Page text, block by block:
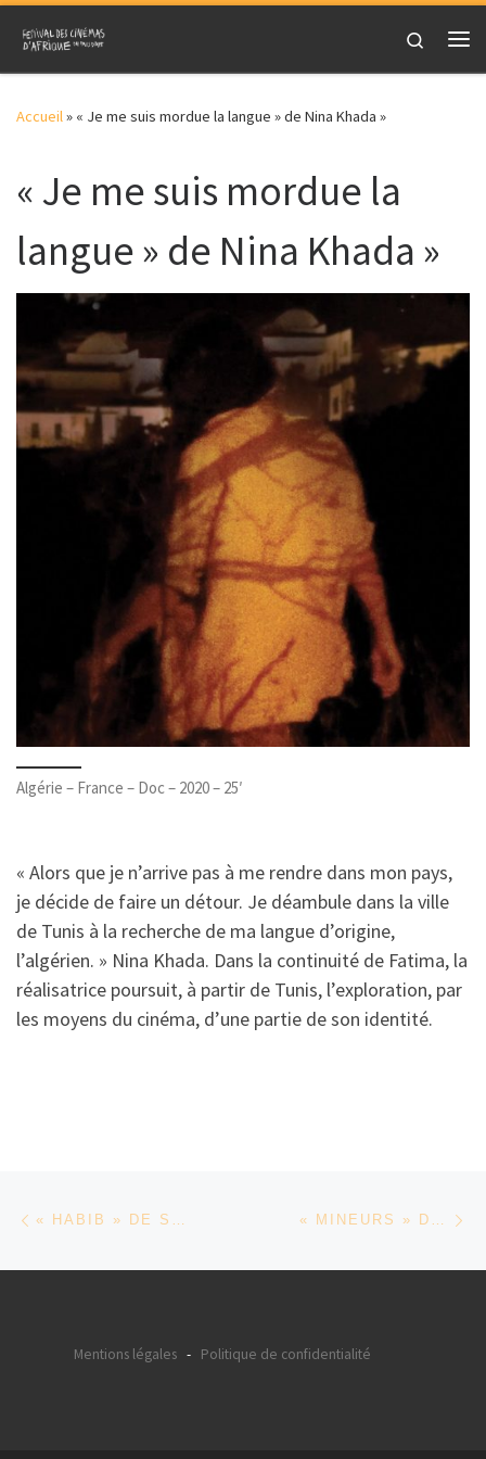
Skip to content
Search
Accueil» « Je me suis mordue la langue » de Nina Khada »
« Je me suis mordue la
langue » de Nina Khada »
Algérie – France – Doc – 2020 – 25′
« Alors que je n’arrive pas à me rendre dans mon pays,
je décide de faire un détour. Je déambule dans la ville
de Tunis à la recherche de ma langue d’origine,
l’algérien. » Nina Khada. Dans la continuité de Fatima, la
réalisatrice poursuit, à partir de Tunis, l’exploration, par
les moyens du cinéma, d’une partie de son identité.
Parcourir les articles
« HABIB » DE SHADY FOUAD « MINEURS » DE OUAHIB MORTADA
Mentions légales- Politique de confidentialité